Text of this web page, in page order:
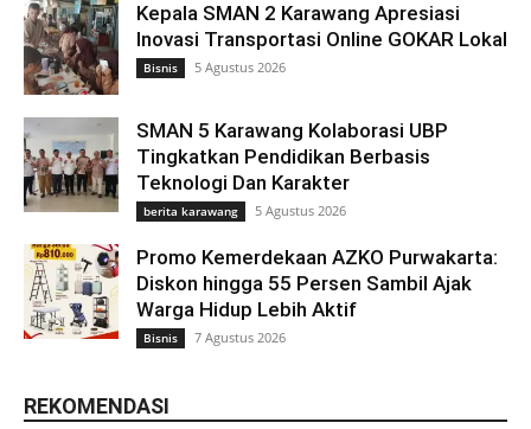
Kepala SMAN 2 Karawang Apresiasi
Inovasi Transportasi Online GOKAR Lokal
Bisnis 5 Agustus 2026
SMAN 5 Karawang Kolaborasi UBP
Tingkatkan Pendidikan Berbasis
Teknologi Dan Karakter
berita karawang 5 Agustus 2026
Promo Kemerdekaan AZKO Purwakarta:
Diskon hingga 55 Persen Sambil Ajak
Warga Hidup Lebih Aktif
Bisnis 7 Agustus 2026
REKOMENDASI